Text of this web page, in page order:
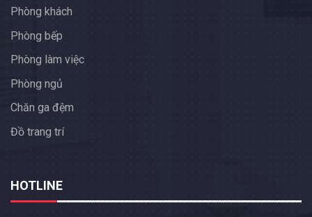
Phòng khách
Phòng bếp
Phòng làm việc
Phòng ngủ
Chăn ga đệm
Đồ trang trí
HOTLINE